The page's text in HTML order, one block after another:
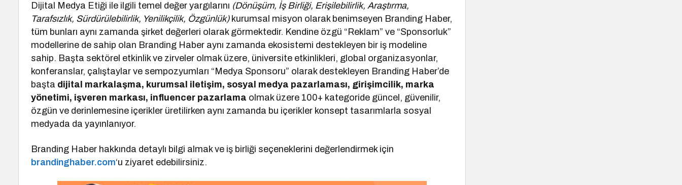
Dijital Medya Etiği ile ilgili temel değer yargılarını (Dönüşüm, İş Birliği, Erişilebilirlik, Araştırma,
Tarafsızlık, Sürdürülebilirlik, Yenilikçilik, Özgünlük)kurumsal misyon olarak benimseyen Branding Haber,
tüm bunları aynı zamanda şirket değerleri olarak görmektedir. Kendine özgü “Reklam” ve “Sponsorluk”
modellerine de sahip olan Branding Haber aynı zamanda ekosistemi destekleyen bir iş modeline
sahip. Başta sektörel etkinlik ve zirveler olmak üzere, üniversite etkinlikleri, global organizasyonlar,
konferanslar, çalıştaylar ve sempozyumları “Medya Sponsoru” olarak destekleyen Branding Haber’de
başta dijital markalaşma, kurumsal iletişim, sosyal medya pazarlaması, girişimcilik, marka
yönetimi, işveren markası, influencer pazarlama olmak üzere 100+ kategoride güncel, güvenilir,
özgün ve derinlemesine içerikler üretilirken aynı zamanda bu içerikler konsept tasarımlarla sosyal
medyada da yayınlanıyor.
Branding Haber hakkında detaylı bilgi almak ve iş birliği seçeneklerini değerlendirmek için
brandinghaber.com‘u ziyaret edebilirsiniz.